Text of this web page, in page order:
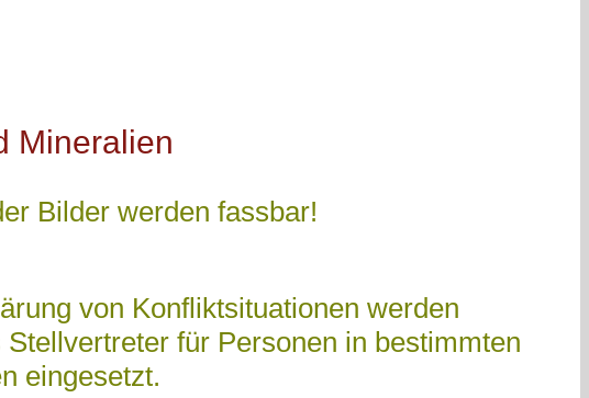
Mineralien
Bilder werden fassbar!
von Konfliktsituationen werden
Stellvertreter für Personen in bestimmten
eingesetzt.